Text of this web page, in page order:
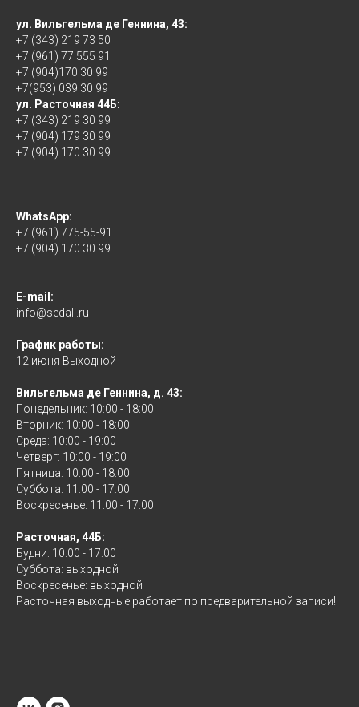
ул. Вильгельма де Геннина, 43:
+7 (343) 219 73 50
+7 (961) 77 555 91
+7 (904)170 30 99
+7(953) 039 30 99
ул. Расточная 44Б:
+7 (343) 219 30 99
+7 (904) 179 30 99
+7 (904) 170 30 99
WhatsApp:
+7 (961) 775-55-91
+7 (904) 170 30 99
E-mail:
info@sedali.ru
График работы:
12 июня Выходной
Вильгельма де Геннина, д. 43:
Понедельник: 10:00 - 18:00
Вторник: 10:00 - 18:00
Среда: 10:00 - 19:00
Четверг: 10:00 - 19:00
Пятница: 10:00 - 18:00
Суббота: 11:00 - 17:00
Воскресенье: 11:00 - 17:00
Расточная, 44Б:
Будни: 10:00 - 17:00
Суббота: выходной
Воскресенье: выходной
Расточная выходные работает по предварительной записи!